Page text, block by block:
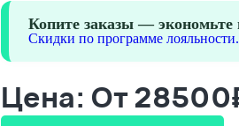
Копите заказы — экономьте
Скидки по программе лояльности.
Цена: От